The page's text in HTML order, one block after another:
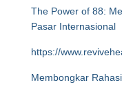
The Power of 88:
Pasar Internasional
https://
Membongkar